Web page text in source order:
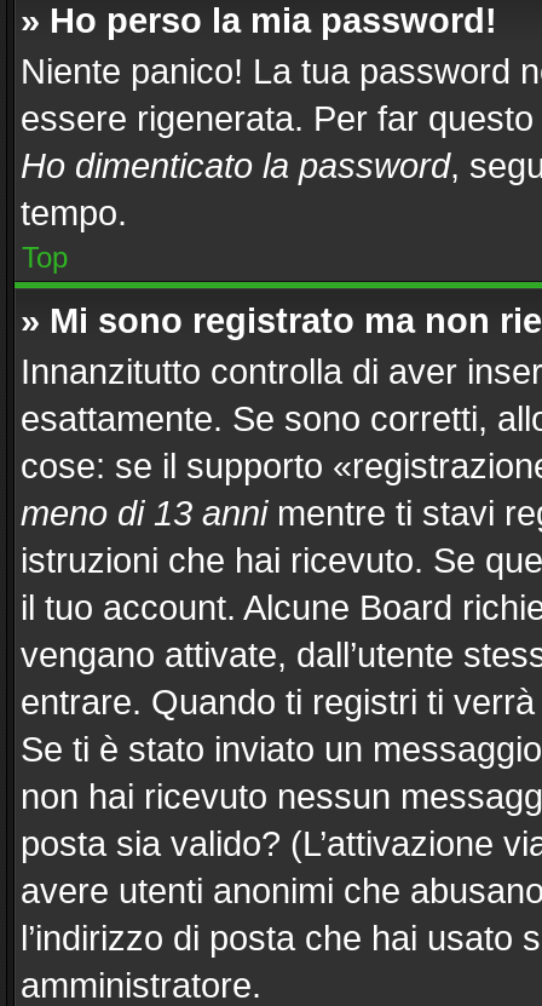
» Ho perso la mia password!
Niente panico! La tua password
essere rigenerata. Per far
Ho dimenticato la password,
tempo.
Top
» Mi sono registrato ma non
Innanzitutto controlla di aver
esattamente. Se sono corretti,
cose: se il supporto
meno di 13 annimentre ti stavi
istruzioni che hai ricevuto. Se
il tuo account. Alcune Board
vengano attivate, dall’utente
entrare. Quando ti registri ti
Se ti è stato inviato un
non hai ricevuto nessun
posta sia valido? (L’attivazione
avere utenti anonimi che
l’indirizzo di posta che hai usato
amministratore.